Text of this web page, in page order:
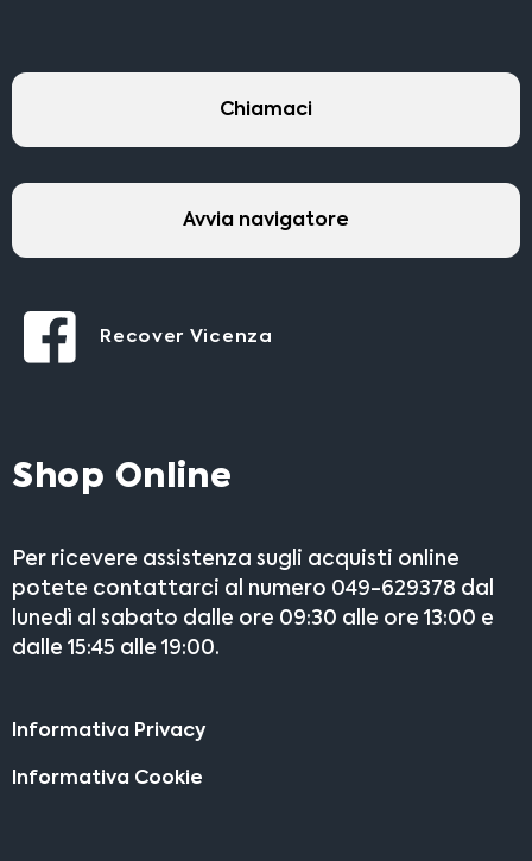
Chiamaci
Avvia navigatore
Recover Vicenza
Shop Online
Per ricevere assistenza sugli acquisti online
potete contattarci al numero 049-629378 dal
lunedì al sabato dalle ore 09:30 alle ore 13:00 e
dalle 15:45 alle 19:00.
Informativa Privacy
Informativa Cookie